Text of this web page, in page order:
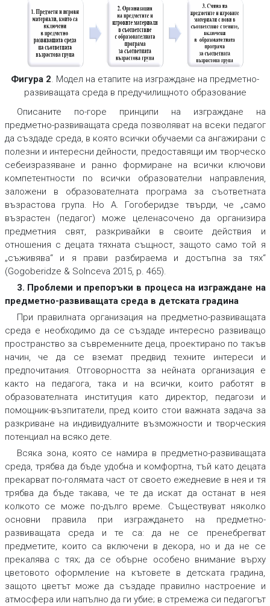
Фигура 2. Модел на етапите на изграждане на предметно-
развиващата среда в предучилищното образование
Описаните по-горе принципи на изграждане на
предметно-развиващата среда позволяват на всеки педагог
да създаде среда, в която всички обучаеми са ангажирани с
полезни и интересни дейности, предоставящи им творческо
себеизразяване и ранно формиране на всички ключови
компетентности по всички образователни направления,
заложени в образователната програма за съответната
възрастова група. Но А. Гогоберидзе твърди, че „само
възрастен (педагог) може целенасочено да организира
предметния свят, разкривайки в своите действия и
отношения с децата тяхната същност, защото само той я
„съживява“ и я прави разбираема и достъпна за тях“
(Gogoberidze & Solnceva 2015, p. 465).
3. Проблеми и препоръки в процеса на изграждане на
предметно-развиващата среда в детската градина
При правилната организация на предметно-развиващата
среда е необходимо да се създаде интересно развиващо
пространство за съвременните деца, проектирано по такъв
начин, че да се вземат предвид техните интереси и
предпочитания. Отговорността за нейната организация е
както на педагога, така и на всички, които работят в
образователната институция като директор, педагози и
помощник-възпитатели, пред които стои важната задача за
разкриване на индивидуалните възможности и творческия
потенциал на всяко дете.
Всяка зона, която се намира в предметно-развиващата
среда, трябва да бъде удобна и комфортна, тъй като децата
прекарват по-голямата част от своето ежедневие в нея и тя
трябва да бъде такава, че те да искат да останат в нея
колкото се може по-дълго време. Съществуват няколко
основни правила при изграждането на предметно-
развиващата среда и те са: да не се пренебрегват
предметите, които са включени в декора, но и да не се
прекалява с тях; да се обърне особено внимание върху
цветовото оформление на кътовете в детската градина,
защото цветът може да създаде правилно настроение и
атмосфера или напълно да ги убие; в стремежа си педагогът